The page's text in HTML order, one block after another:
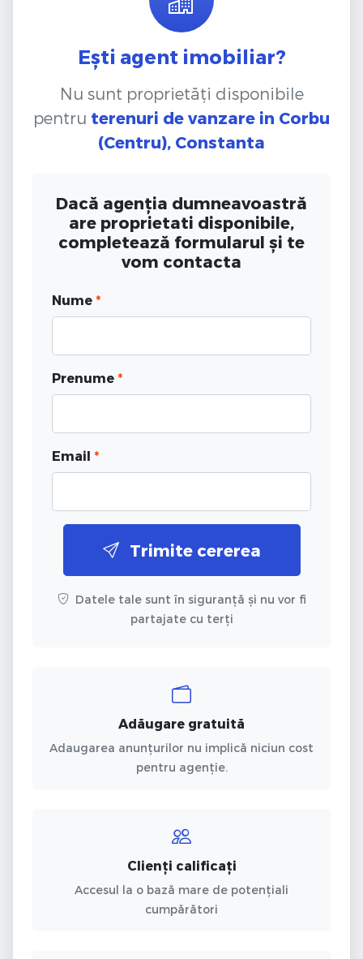
Ești agent imobiliar?
Nu sunt proprietăți disponibile
pentru terenuri de vanzare in Corbu
(Centru), Constanta
Dacă agenția dumneavoastră
are proprietati disponibile,
completează formularul și te
vom contacta
Nume *
Prenume *
Email *
Trimite cererea
Datele tale sunt în siguranță și nu vor fi
partajate cu terți
Adăugare gratuită
Adaugarea anunțurilor nu implică niciun cost
pentru agenție.
Clienți calificați
Accesul la o bază mare de potențiali
cumpărători